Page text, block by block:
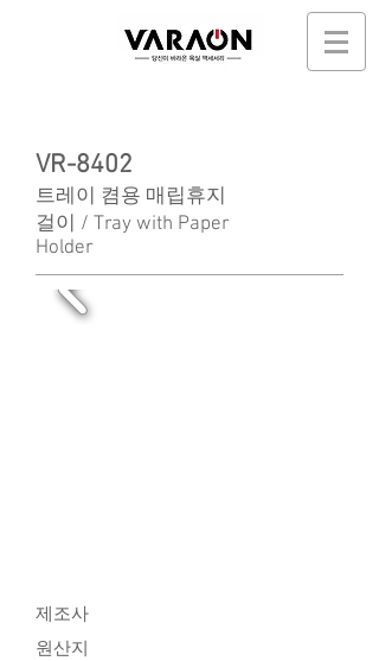
VR-8402
트레이 켬용 매립휴지
걸이 / Tray with Paper
Holder
제조사
​원산지